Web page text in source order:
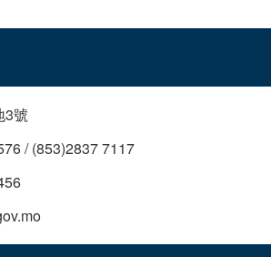
3號
/ (853)2837 7117